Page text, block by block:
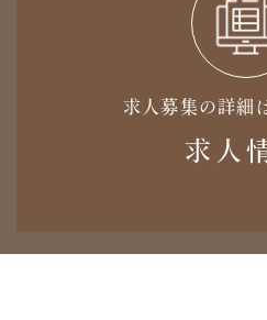
求人募集の詳細
求人